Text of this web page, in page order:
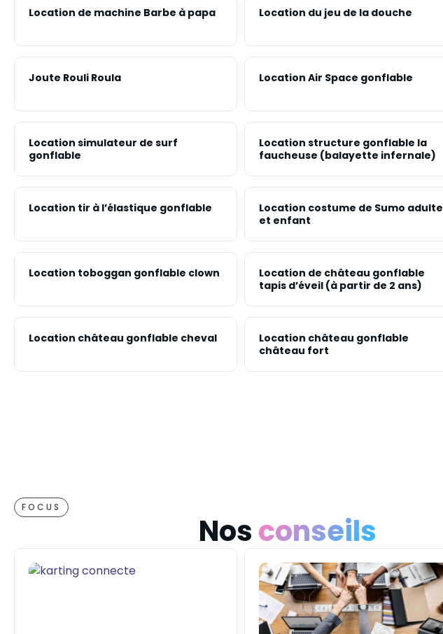
Location de machine Barbe à papa Location du jeu de la douche
Joute Rouli Roula Location Air Space gonflable
Location simulateur de surf
gonflable
Location structure gonflable la
faucheuse (balayette infernale)
Location tir à l’élastique gonflable
Location costume de Sumo adulte
et enfant
Location toboggan gonflable clown
Location de château gonflable
tapis d’éveil (à partir de 2 ans)
Location château gonflable cheval
Location château gonflable
château fort
FOCUS
Nosconseils